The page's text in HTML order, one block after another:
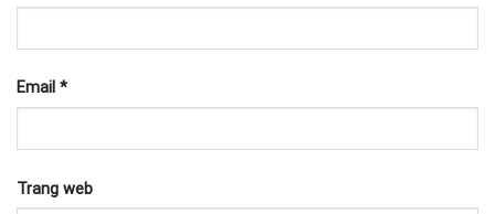
Email *
Trang web